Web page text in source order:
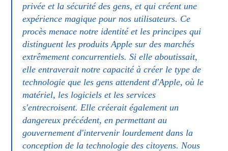
privée et la sécurité des gens, et qui créent une
expérience magique pour nos utilisateurs. Ce
procès menace notre identité et les principes qui
distinguent les produits Apple sur des marchés
extrêmement concurrentiels. Si elle aboutissait,
elle entraverait notre capacité à créer le type de
technologie que les gens attendent d'Apple, où le
matériel, les logiciels et les services
s'entrecroisent. Elle créerait également un
dangereux précédent, en permettant au
gouvernement d'intervenir lourdement dans la
conception de la technologie des citoyens. Nous